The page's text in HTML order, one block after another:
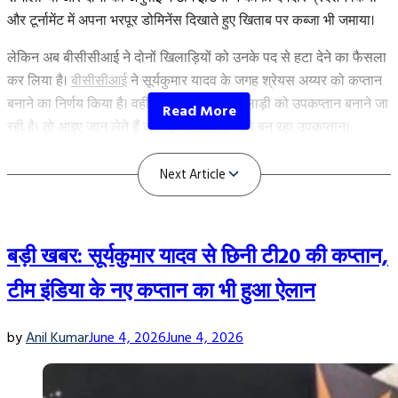
बल्लेबाज”
Next Article
और टूर्नामेंट में अपना भरपूर डोमिनेंस दिखाते हुए खिताब पर कब्जा भी जमाया।
लेकिन अब बीसीसीआई ने दोनों खिलाड़ियों को उनके पद से हटा देने का फैसला
कर लिया है। बीसीसीआईने सूर्यकुमार यादव के जगह श्रेयस अय्यर को कप्तान
बनाने का निर्णय किया है। वहीं मुंबई इंडियंस के खिलाड़ी को उपकप्तान बनाने जा
रही है। तो आइए जान लेते हैं कौन है वो खिलाड़ी, जो बन रहा उपकप्तान।
Shreyas Iyer के साथ इस खिलाड़ी को बनाया जा
बड़ी खबर: सूर्यकुमार यादव से छिनी टी20 की कप्तान,
टीम इंडिया के नए कप्तान का भी हुआ ऐलान
byAnil KumarJune 4, 2026June 4, 2026